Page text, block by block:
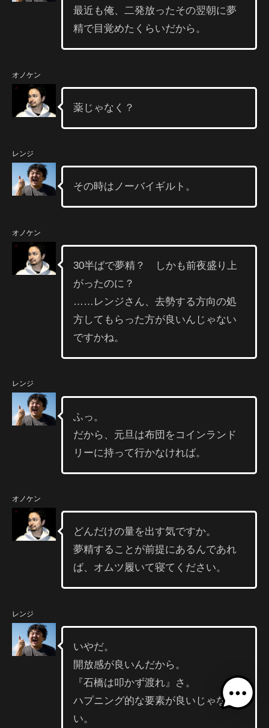
最近も俺、二発放ったその翌朝に夢
精で目覚めたくらいだから。
オノケン
薬じゃなく？
レンジ
その時はノーバイギルト。
オノケン
30半ばで夢精？ しかも前夜盛り上
がったのに？
……レンジさん、去勢する方向の処
方してもらった方が良いんじゃない
ですかね。
レンジ
ふっ。
だから、元旦は布団をコインランド
リーに持って行かなければ。
オノケン
どんだけの量を出す気ですか。
夢精することが前提にあるんであれ
ば、オムツ履いて寝てください。
レンジ
いやだ。
開放感が良いんだから。
『石橋は叩かず渡れ』さ。
ハプニング的な要素が良いじゃな
い。